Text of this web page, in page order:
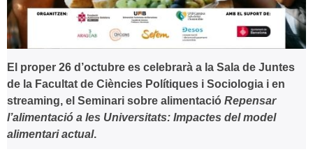
El proper 26 d’octubre es celebrarà a la Sala de Juntes
de la Facultat de Ciències Polítiques i Sociologia i en
streaming, el Seminari sobre alimentació Repensar
l’alimentació a les Universitats: Impactes del model
alimentari actual.